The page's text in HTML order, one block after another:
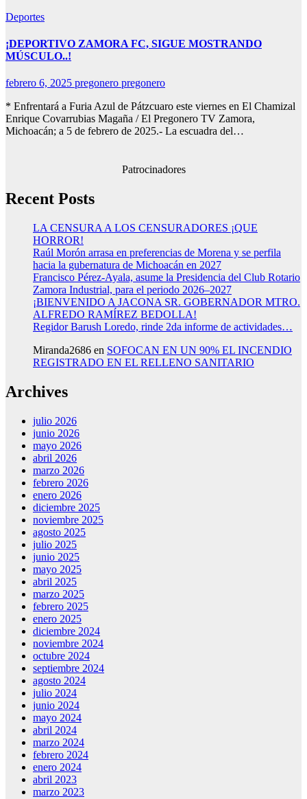
Deportes
¡DEPORTIVO ZAMORA FC, SIGUE MOSTRANDO
MÚSCULO..!
febrero 6, 2025 pregonero pregonero
* Enfrentará a Furia Azul de Pátzcuaro este viernes en El Chamizal
Enrique Covarrubias Magaña / El Pregonero TV Zamora,
Michoacán; a 5 de febrero de 2025.- La escuadra del…
Patrocinadores
Recent Posts
LA CENSURA A LOS CENSURADORES ¡QUE
HORROR!
Raúl Morón arrasa en preferencias de Morena y se perfila
hacia la gubernatura de Michoacán en 2027
Francisco Pérez-Ayala, asume la Presidencia del Club Rotario
Zamora Industrial, para el periodo 2026–2027
¡BIENVENIDO A JACONA SR. GOBERNADOR MTRO.
ALFREDO RAMÍREZ BEDOLLA!
Regidor Barush Loredo, rinde 2da informe de actividades…
Miranda2686 en SOFOCAN EN UN 90% EL INCENDIO
REGISTRADO EN EL RELLENO SANITARIO
Archives
julio 2026
junio 2026
mayo 2026
abril 2026
marzo 2026
febrero 2026
enero 2026
diciembre 2025
noviembre 2025
agosto 2025
julio 2025
junio 2025
mayo 2025
abril 2025
marzo 2025
febrero 2025
enero 2025
diciembre 2024
noviembre 2024
octubre 2024
septiembre 2024
agosto 2024
julio 2024
junio 2024
mayo 2024
abril 2024
marzo 2024
febrero 2024
enero 2024
abril 2023
marzo 2023